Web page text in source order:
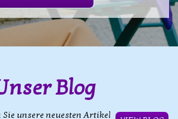
Blog
Sie unsere neuesten Artikel